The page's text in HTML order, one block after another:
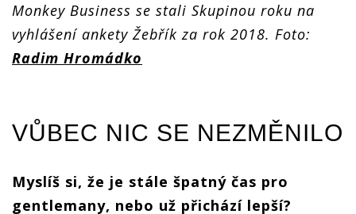
Monkey Business se stali Skupinou roku na
vyhlášení ankety Žebřík za rok 2018. Foto:
Radim Hromádko
VŮBEC NIC SE NEZMĚNILO
Myslíš si, že je stále špatný čas pro
gentlemany, nebo už přichází lepší?